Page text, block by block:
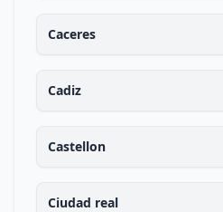
Caceres
Cadiz
Castellon
Ciudad real